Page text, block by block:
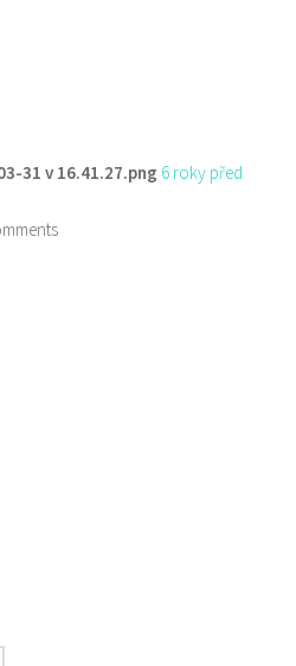
31 v 16.41.27.png 6 roky před